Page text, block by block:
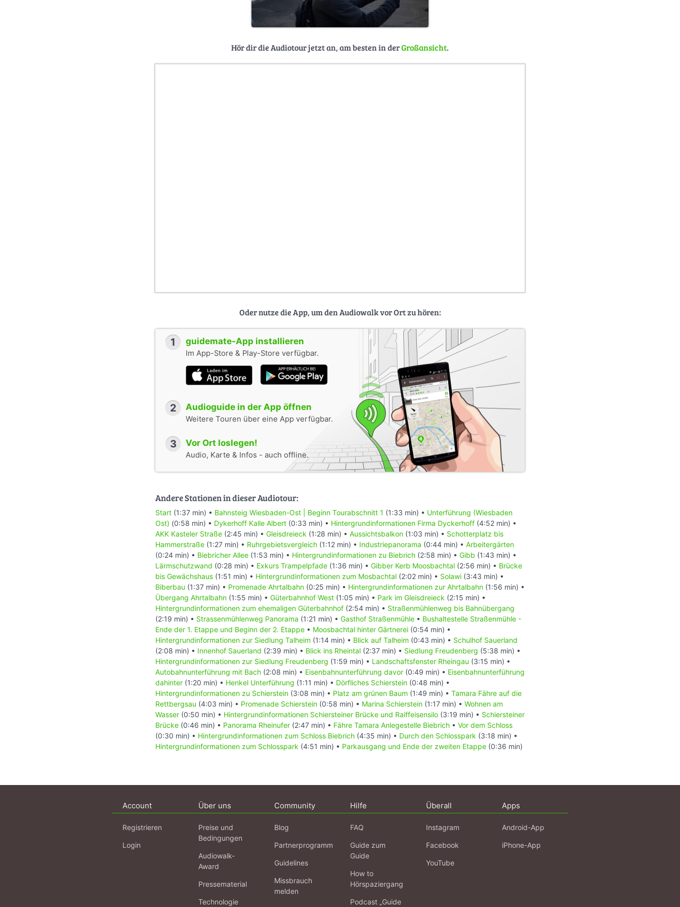
Hör dir die Audiotour jetzt an, am besten in derGroßansicht.
Oder nutze die App, um den Audiowalk vor Ort zu hören:
1 guidemate-App installieren
Im App-Store & Play-Store verfügbar.
2 Audioguide in der App öffnen
Weitere Touren über eine App verfügbar.
3 Vor Ort loslegen!
Audio, Karte & Infos - auch offline.
Andere Stationen in dieser Audiotour:
Start (1:37 min) • Bahnsteig Wiesbaden-Ost | Beginn Tourabschnitt 1 (1:33 min) • Unterführung (Wiesbaden
Ost) (0:58 min) • Dykerhoff Kalle Albert (0:33 min) • Hintergrundinformationen Firma Dyckerhoff (4:52 min) •
AKK Kasteler Straße (2:45 min) • Gleisdreieck (1:28 min) • Aussichtsbalkon (1:03 min) • Schotterplatz bis
Hammerstraße (1:27 min) • Ruhrgebietsvergleich (1:12 min) • Industriepanorama (0:44 min) • Arbeitergärten
(0:24 min) • Biebricher Allee (1:53 min) • Hintergrundinformationen zu Biebrich (2:58 min) • Gibb (1:43 min) •
Lärmschutzwand (0:28 min) • Exkurs Trampelpfade (1:36 min) • Gibber Kerb Moosbachtal (2:56 min) • Brücke
bis Gewächshaus (1:51 min) • Hintergrundinformationen zum Mosbachtal (2:02 min) • Solawi (3:43 min) •
Biberbau (1:37 min) • Promenade Ahrtalbahn (0:25 min) • Hintergrundinformationen zur Ahrtalbahn (1:56 min) •
Übergang Ahrtalbahn (1:55 min) • Güterbahnhof West (1:05 min) • Park im Gleisdreieck (2:15 min) •
Hintergrundinformationen zum ehemaligen Güterbahnhof (2:54 min) • Straßenmühlenweg bis Bahnübergang
(2:19 min) • Strassenmühlenweg Panorama (1:21 min) • Gasthof Straßenmühle • Bushaltestelle Straßenmühle -
Ende der 1. Etappe und Beginn der 2. Etappe • Moosbachtal hinter Gärtnerei (0:54 min) •
Hintergrundinformationen zur Siedlung Talheim (1:14 min) • Blick auf Talheim (0:43 min) • Schulhof Sauerland
(2:08 min) • Innenhof Sauerland (2:39 min) • Blick ins Rheintal (2:37 min) • Siedlung Freudenberg (5:38 min) •
Hintergrundinformationen zur Siedlung Freudenberg (1:59 min) • Landschaftsfenster Rheingau (3:15 min) •
Autobahnunterführung mit Bach (2:08 min) • Eisenbahnunterführung davor (0:49 min) • Eisenbahnunterführung
dahinter (1:20 min) • Henkel Unterführung (1:11 min) • Dörfliches Schierstein (0:48 min) •
Hintergrundinformationen zu Schierstein (3:08 min) • Platz am grünen Baum (1:49 min) • Tamara Fähre auf die
Rettbergsau (4:03 min) • Promenade Schierstein (0:58 min) • Marina Schierstein (1:17 min) • Wohnen am
Wasser (0:50 min) • Hintergrundinformationen Schiersteiner Brücke und Raiffeisensilo (3:19 min) • Schiersteiner
Brücke (0:46 min) • Panorama Rheinufer (2:47 min) • Fähre Tamara Anlegestelle Biebrich • Vor dem Schloss
(0:30 min) • Hintergrundinformationen zum Schloss Biebrich (4:35 min) • Durch den Schlosspark (3:18 min) •
Hintergrundinformationen zum Schlosspark (4:51 min) • Parkausgang und Ende der zweiten Etappe (0:36 min)
Account
Registrieren
Login
Über uns
Preise und
Bedingungen
Audiowalk-
Award
Pressematerial
Technologie
Community
Blog
Partnerprogramm
Guidelines
Missbrauch
melden
Hilfe
FAQ
Guide zum
Guide
How to
Hörspaziergang
Podcast „Guide
Überall
Instagram
Facebook
YouTube
Apps
Android-App
iPhone-App